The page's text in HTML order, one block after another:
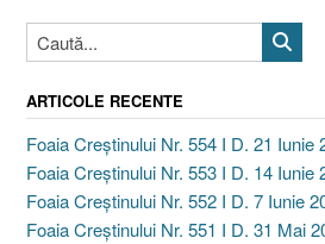
ARTICOLE RECENTE
Foaia Creștinului Nr. 554 I D. 21 Iunie
Foaia Creștinului Nr. 553 I D. 14 Iunie
Foaia Creștinului Nr. 552 I D. 7 Iunie
Foaia Creștinului Nr. 551 I D. 31 Mai